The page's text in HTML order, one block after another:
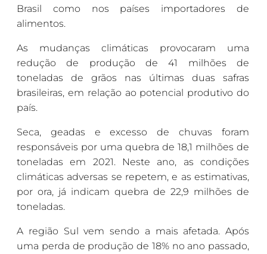
Brasil como nos países importadores de
alimentos.
As mudanças climáticas provocaram uma
redução de produção de 41 milhões de
toneladas de grãos nas últimas duas safras
brasileiras, em relação ao potencial produtivo do
país.
Seca, geadas e excesso de chuvas foram
responsáveis por uma quebra de 18,1 milhões de
toneladas em 2021. Neste ano, as condições
climáticas adversas se repetem, e as estimativas,
por ora, já indicam quebra de 22,9 milhões de
toneladas.
A região Sul vem sendo a mais afetada. Após
uma perda de produção de 18% no ano passado,